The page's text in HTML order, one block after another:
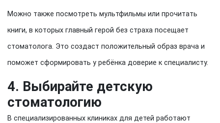
Можно также посмотреть мультфильмы или прочитать
книги, в которых главный герой без страха посещает
стоматолога. Это создаст положительный образ врача и
поможет сформировать у ребёнка доверие к специалисту.
4. Выбирайте детскую
стоматологию
В специализированных клиниках для детей работают